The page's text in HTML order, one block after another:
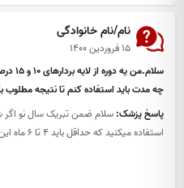
نام/نام خانوادگی
۱۵ فروردین ۱۴۰۰
چه مدت باید استفاده کنم تا نتیجه مطلوب
پاسخ پزشک: سلام ضمن تبریک سال نو اگر
استفاده میکنید که حداقل باید 4 تا 6 ماه این محصولات را مصرف نمایید تامتوجه...